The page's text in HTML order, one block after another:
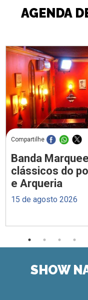
AGENDA
Compartilhe
Banda
clássicos do
e Arqueria
15 de agosto 2026
SHOW